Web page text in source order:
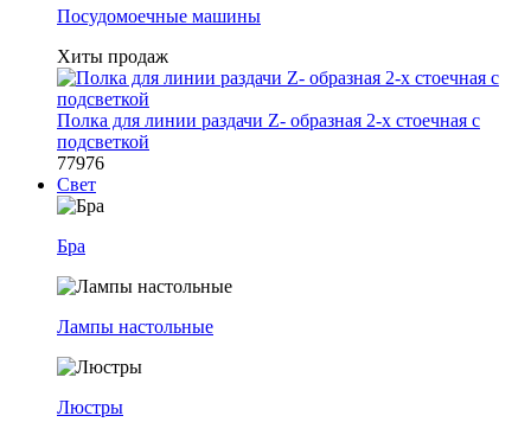
Посудомоечные машины
Хиты продаж
Полка для линии раздачи Z- образная 2-х стоечная с
подсветкой
77976
Свет
Бра
Лампы настольные
Люстры